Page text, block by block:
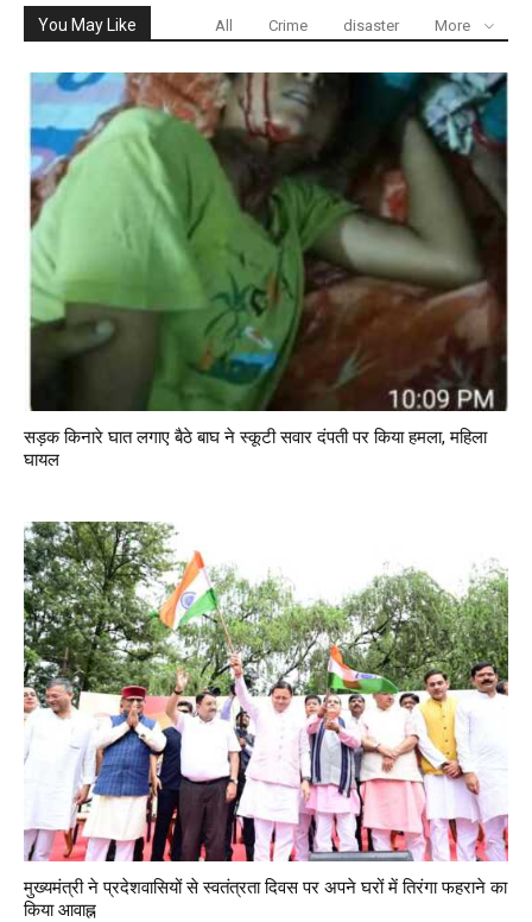
You May Like All Crime disaster More
सड़क किनारे घात लगाए बैठे बाघ ने स्कूटी सवार दंपती पर किया हमला, महिला
घायल
मुख्यमंत्री ने प्रदेशवासियों से स्वतंत्रता दिवस पर अपने घरों में तिरंगा फहराने का
किया आवाह्न